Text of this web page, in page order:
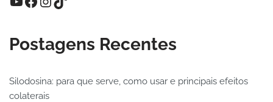
Postagens Recentes
Silodosina: para que serve, como usar e principais efeitos
colaterais